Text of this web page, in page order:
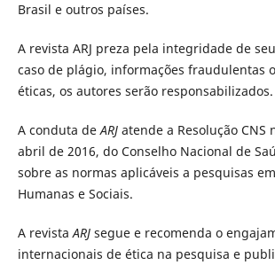
Brasil e outros países.
A revista ARJ preza pela integridade de
caso de plágio, informações fraudulentas
éticas, os autores serão responsabilizados.
A conduta deARJatende a Resolução CNS
abril de 2016, do Conselho Nacional de
sobre as normas aplicáveis a pesquisas
Humanas e Sociais.
A revistaARJsegue e recomenda o
internacionais de ética na pesquisa e